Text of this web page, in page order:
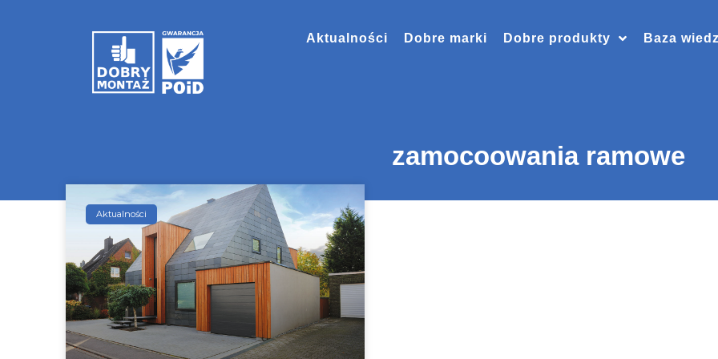
Aktualności Dobre marki Dobre produkty Baza
zamocoowania ramowe
Aktualności